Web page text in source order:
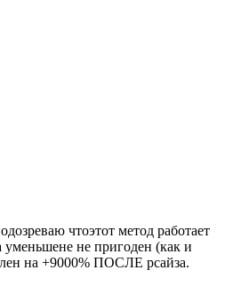
чтоэтот метод работает
уменьшене не пригоден (как и
на +9000% ПОСЛЕ рсайза.